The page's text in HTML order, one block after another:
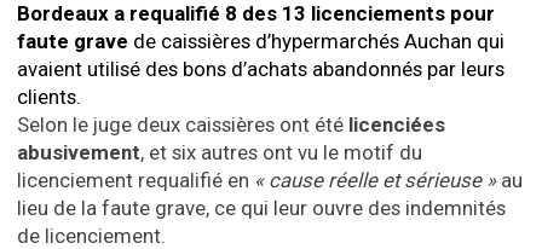
Bordeaux a requalifié 8 des 13 licenciements pour
faute grave de caissières d’hypermarchés Auchan qui
avaient utilisé des bons d’achats abandonnés par leurs
clients.
Selon le juge deux caissières ont été licenciées
abusivement, et six autres ont vu le motif du
licenciement requalifié en « cause réelle et sérieuse »au
lieu de la faute grave, ce qui leur ouvre des indemnités
de licenciement.